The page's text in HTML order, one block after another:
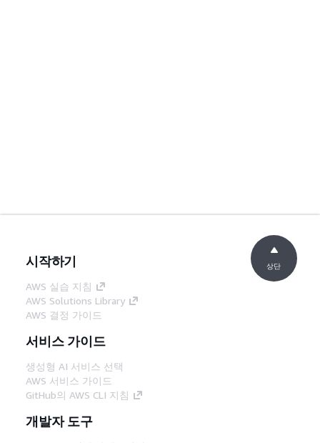
시작하기
AWS 실습 지침
AWS Solutions Library
AWS 결정 가이드
서비스 가이드
생성형 AI 서비스 선택
AWS 서비스 가이드
GitHub의 AWS CLI 지침
개발자 도구
상단